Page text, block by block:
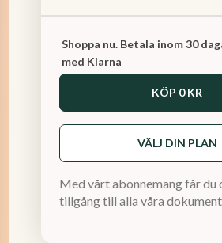
Shoppa nu. Betala inom 30
med Klarna
KÖP 0 KR
VÄLJ DIN PLAN
Med vårt abonnemang får du
tillgång till alla våra